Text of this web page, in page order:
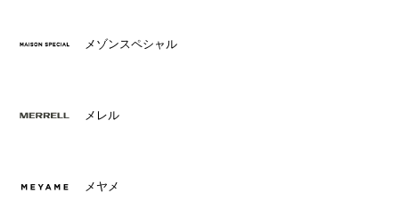
メゾンスペシャル
メレル
メヤメ